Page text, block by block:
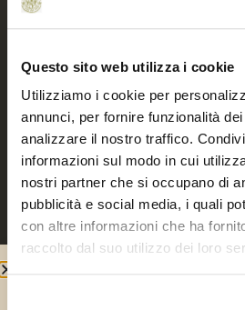
Questo sito web utilizza i cookie
Utilizziamo i cookie per
annunci, per fornire funzionalità
analizzare il nostro traffico.
informazioni sul modo in cui
nostri partner che si occupano di
pubblicità e social media, i quali
con altre informazioni che ha
raccolto dal suo utilizzo dei loro
Miele millefiori dei
Miele di acacia– 250 g
Paté di olive verdi e
Paté di pomodorini
g
Paté di olive nere– 200